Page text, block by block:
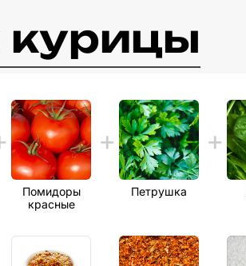
курицы
Помидоры
красные
Петрушка